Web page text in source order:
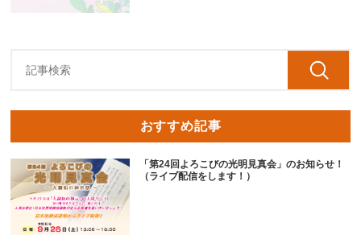
おすすめ記事
「第24回よろこびの光明見真会」のお知らせ！
（ライブ配信をします！）